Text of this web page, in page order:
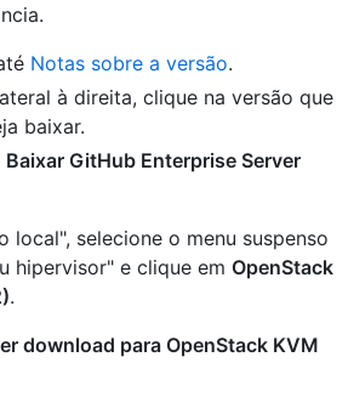
Notas sobre a versão.
à direita, clique na versão que
baixar.
Baixar GitHub Enterprise Server
local", selecione o menu suspenso
hipervisor" e clique em OpenStack
.
download para OpenStack KVM